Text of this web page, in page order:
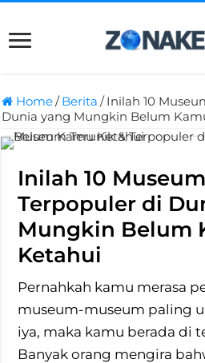
Home/Berita /Inilah 10
Dunia yang Mungkin Belum
Inilah 10
Terpopuler di
Mungkin Belum
Ketahui
Pernahkah kamu merasa
museum-museum paling
iya, maka kamu berada di
Banyak orang mengira